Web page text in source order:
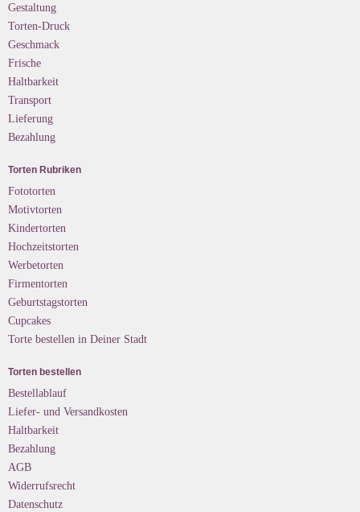
Gestaltung
Torten-Druck
Geschmack
Frische
Haltbarkeit
Transport
Lieferung
Bezahlung
Torten Rubriken
Fototorten
Motivtorten
Kindertorten
Hochzeitstorten
Werbetorten
Firmentorten
Geburtstagstorten
Cupcakes
Torte bestellen in Deiner Stadt
Torten bestellen
Bestellablauf
Liefer- und Versandkosten
Haltbarkeit
Bezahlung
AGB
Widerrufsrecht
Datenschutz